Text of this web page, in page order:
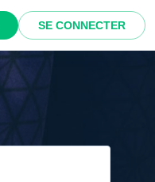
SE CONNECTER